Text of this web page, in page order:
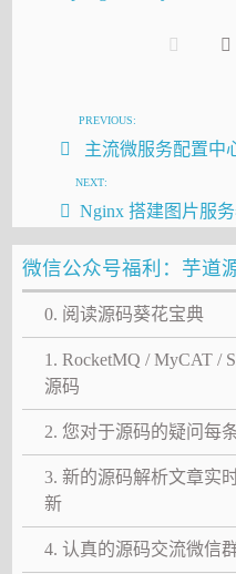
PREVIOUS:
主流微服务配置中
NEXT:
Nginx 搭建图片服
微信公众号福利：芋道
0. 阅读源码葵花宝典
1. RocketMQ / MyCAT /
源码
2. 您对于源码的疑问每
3. 新的源码解析文章实
新
4. 认真的源码交流微信